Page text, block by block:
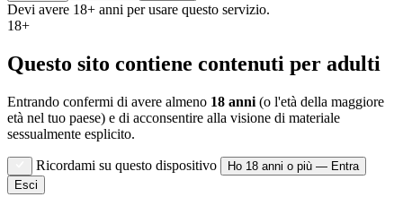
Devi avere 18+ anni per usare questo servizio.
18+
Questo sito contiene contenuti per adulti
Entrando confermi di avere almeno 18 anni (o l'età della maggiore
età nel tuo paese) e di acconsentire alla visione di materiale
sessualmente esplicito.
Ricordami su questo dispositivo
Ho 18 anni o più — Entra
Esci